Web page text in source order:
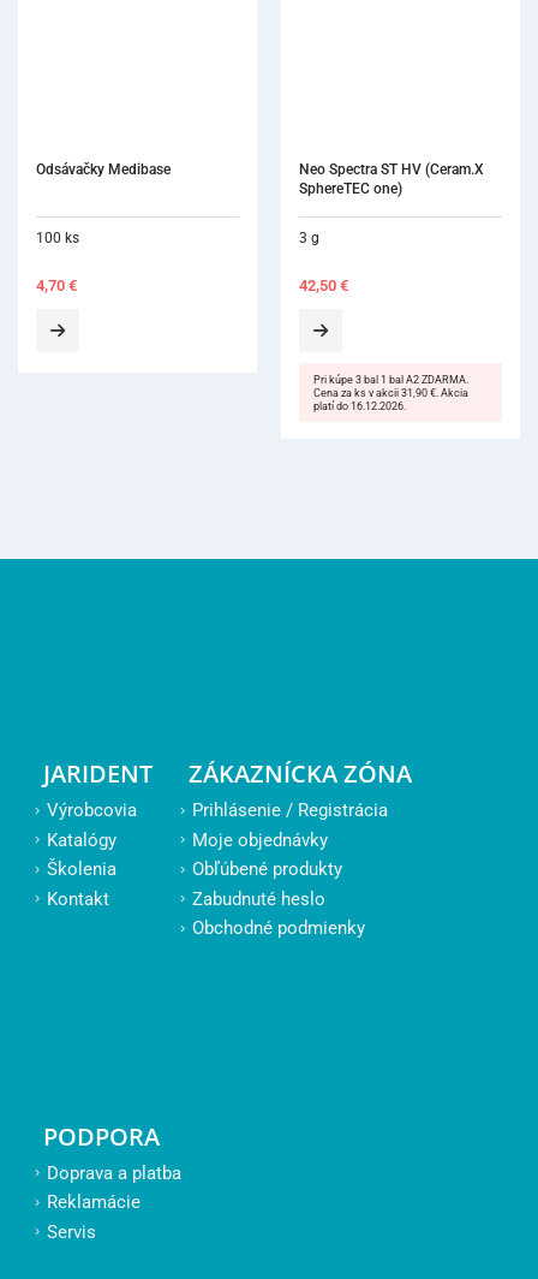
Neo Spectra ST HV (Ceram.X
3 g
42,50
Charisma Flow
1,8 g
17,00
JARIDENT
Výrobcovia
Katalógy
Školenia
Kontakt
ZÁKAZNÍCKA ZÓNA
Prihlásenie / Registrácia
Moje objednávky
Obľúbené produkty
Zabudnuté heslo
Obchodné podmienky
PODPORA
Doprava a platba
Reklamácie
Servis